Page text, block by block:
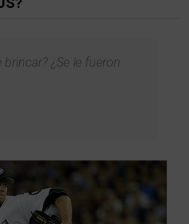
¿Se le fueron